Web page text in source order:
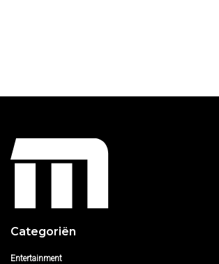
Categoriën
Entertainment